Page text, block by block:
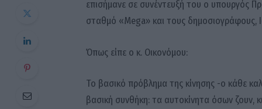
επισήμανε σε συνέντευξή του ο υπουργός
σταθμό «Mega» και τους
Όπως είπε ο κ. Οικονόμου:
Το βασικό πρόβλημα της κίνησης -ο κάθε
βασική συνθήκη: τα αυτοκίνητα όσων ζουν,